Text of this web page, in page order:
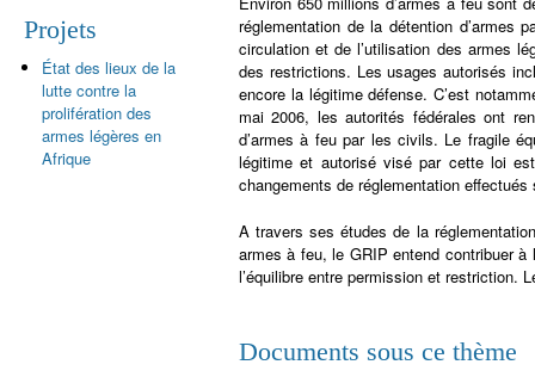
réglementation de la détention d’armes
circulation et de l’utilisation des armes
des restrictions. Les usages autorisés
encore la légitime défense. C’est
mai 2006, les autorités fédérales ont
d’armes à feu par les civils. Le fragile
légitime et autorisé visé par cette loi
changements de réglementation
A travers ses études de la
armes à feu, le GRIP entend contribuer à
l’équilibre entre permission et restriction.
Documents sous ce thème
recherche
Projets
État des lieux de la
lutte contre la
prolifération des
armes légères en
Afrique